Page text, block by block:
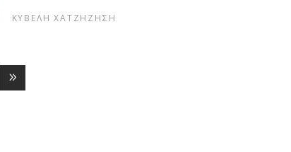
ΚΥΒΕΛΗ ΧΑΤΖΗΖΗΣΗ